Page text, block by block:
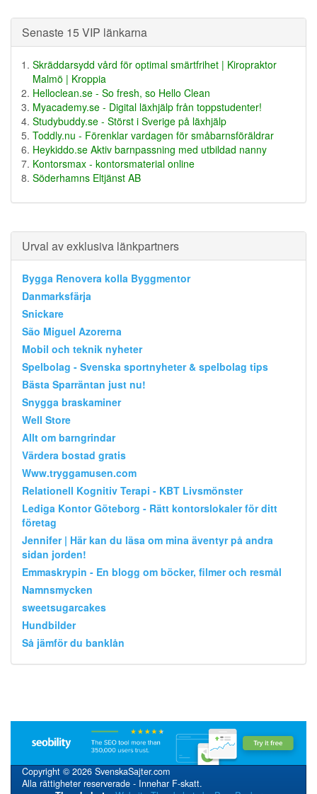
Senaste 15 VIP länkarna
Skräddarsydd vård för optimal smärtfrihet | Kiropraktor
Malmö | Kroppia
Helloclean.se - So fresh, so Hello Clean
Myacademy.se - Digital läxhjälp från toppstudenter!
Studybuddy.se - Störst i Sverige på läxhjälp
Toddly.nu - Förenklar vardagen för småbarnsföräldrar
Heykiddo.se Aktiv barnpassning med utbildad nanny
Kontorsmax - kontorsmaterial online
Söderhamns Eltjänst AB
Urval av exklusiva länkpartners
Bygga Renovera kolla Byggmentor
Danmarksfärja
Snickare
São Miguel Azorerna
Mobil och teknik nyheter
Spelbolag - Svenska sportnyheter & spelbolag tips
Bästa Sparräntan just nu!
Snygga braskaminer
Well Store
Allt om barngrindar
Värdera bostad gratis
Www.tryggamusen.com
Relationell Kognitiv Terapi - KBT Livsmönster
Lediga Kontor Göteborg - Rätt kontorslokaler för ditt
företag
Jennifer | Här kan du läsa om mina äventyr på andra
sidan jorden!
Emmaskrypin - En blogg om böcker, filmer och resmål
Namnsmycken
sweetsugarcakes
Hundbilder
Så jämför du banklån
Copyright © 2026 SvenskaSajter.com
Alla rättigheter reserverade - Innehar F-skatt.